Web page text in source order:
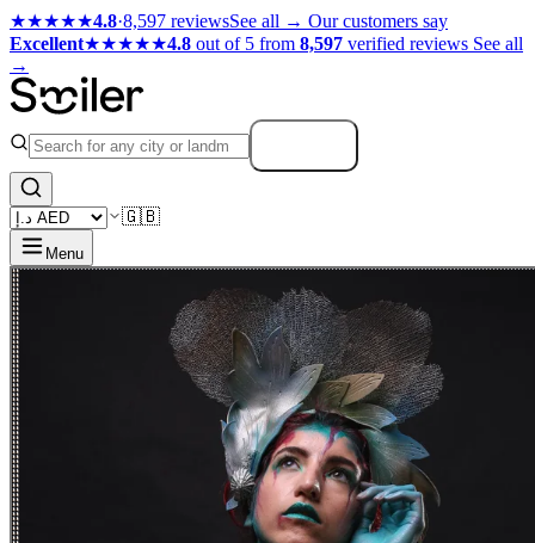
★★★★★4.8·8,597 reviewsSee all → Our customers say
Excellent★★★★★4.8 out of 5 from 8,597 verified reviews See all
→
🇬🇧
Menu